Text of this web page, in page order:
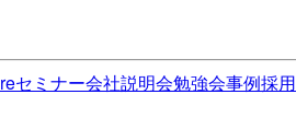
セミナー会社説明会勉強会事例採用